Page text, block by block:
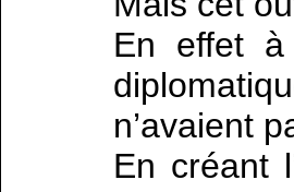
En effet
n’avaient
En créant